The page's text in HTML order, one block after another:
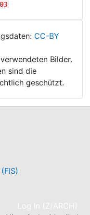
CC-BY
Bilder.
sind die
geschützt.
Log In (Z/ARCH)